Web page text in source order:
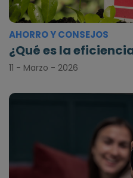
AHORRO Y CONSEJOS
¿Qué es la
11 - Marzo - 2026